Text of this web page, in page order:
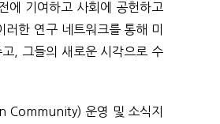
에 기여하고 사회에 공헌하고
한 연구 네트워크를 통해 미
, 그들의 새로운 시각으로 수
Community) 운영 및 소식지